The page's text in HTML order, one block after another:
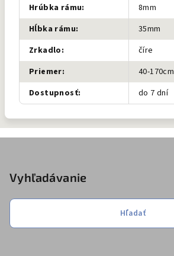
Hrúbka rámu:
8mm
Hĺbka rámu:
35mm
Zrkadlo:
číre
Priemer:
40-170cm
Dostupnosť: do 7 dní
Vyhľadávanie
Hľadať